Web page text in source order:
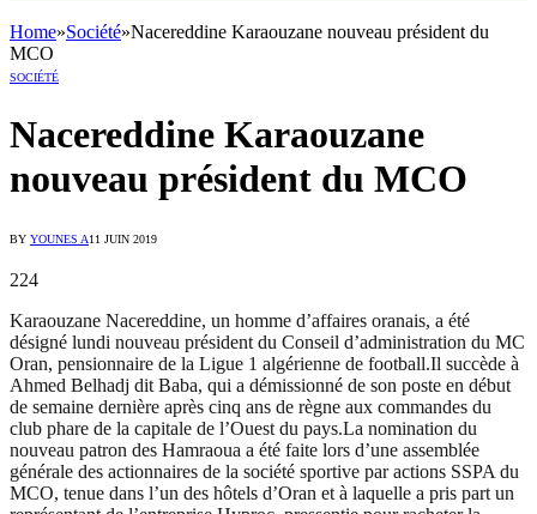
Home»Société»Nacereddine Karaouzane nouveau président du
MCO
SOCIÉTÉ
Nacereddine Karaouzane
nouveau président du MCO
BY YOUNES A11 JUIN 2019
224
Karaouzane Nacereddine, un homme d’affaires oranais, a été
désigné lundi nouveau président du Conseil d’administration du MC
Oran, pensionnaire de la Ligue 1 algérienne de football.Il succède à
Ahmed Belhadj dit Baba, qui a démissionné de son poste en début
de semaine dernière après cinq ans de règne aux commandes du
club phare de la capitale de l’Ouest du pays.La nomination du
nouveau patron des Hamraoua a été faite lors d’une assemblée
générale des actionnaires de la société sportive par actions SSPA du
MCO, tenue dans l’un des hôtels d’Oran et à laquelle a pris part un